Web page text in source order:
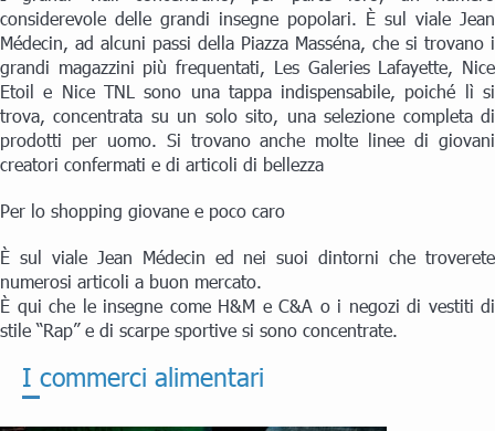
considerevole delle grandi insegne popolari. È sul viale Jean
Médecin, ad alcuni passi della Piazza Masséna, che si trovano i
grandi magazzini più frequentati, Les Galeries Lafayette, Nice
Etoil e Nice TNL sono una tappa indispensabile, poiché lì si
trova, concentrata su un solo sito, una selezione completa di
prodotti per uomo. Si trovano anche molte linee di giovani
creatori confermati e di articoli di bellezza
Per lo shopping giovane e poco caro
È sul viale Jean Médecin ed nei suoi dintorni che troverete
numerosi articoli a buon mercato.
È qui che le insegne come H&M e C&A o i negozi di vestiti di
stile “Rap” e di scarpe sportive si sono concentrate.
I commerci alimentari